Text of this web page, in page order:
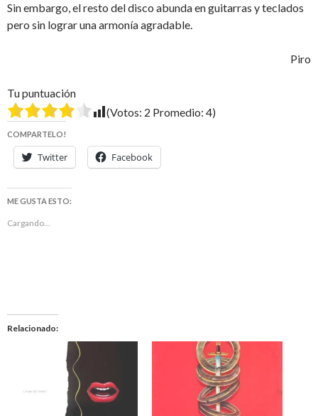
Sin embargo, el resto del disco abunda en guitarras y teclados
pero sin lograr una armonía agradable.
Piro
Tu puntuación
(Votos: 2 Promedio: 4)
COMPARTELO!
Twitter Facebook
ME GUSTA ESTO:
Cargando...
Relacionado